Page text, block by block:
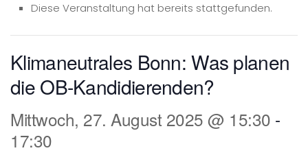
Diese Veranstaltung hat bereits stattgefunden.
Klimaneutrales Bonn: Was planen
die OB-Kandidierenden?
Mittwoch, 27. August 2025 @ 15:30 -
17:30